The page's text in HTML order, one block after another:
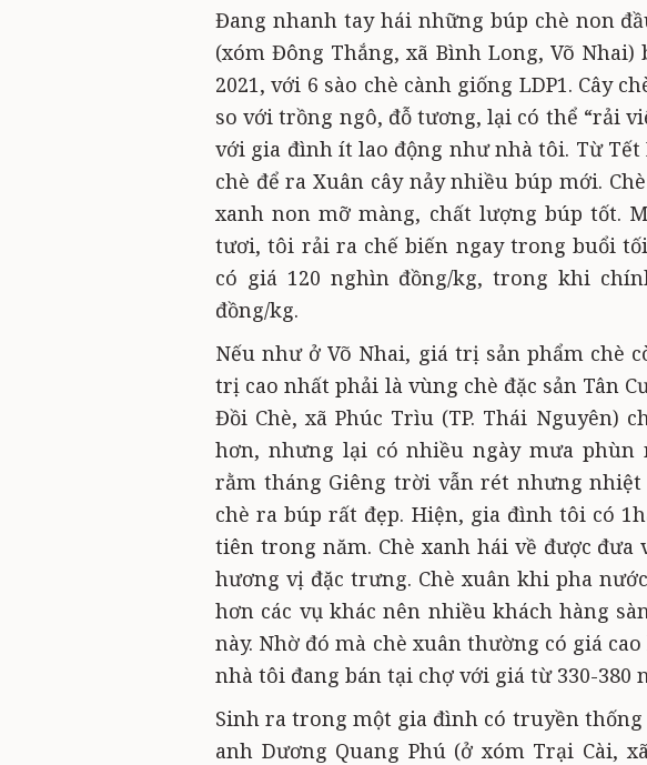
Đang nhanh tay hái những búp chè non
(xóm Đông Thắng, xã Bình Long, Võ
2021, với 6 sào chè cành giống LDP1. Cây
so với trồng ngô, đỗ tương, lại có thể “rải
với gia đình ít lao động như nhà tôi. Từ
chè để ra Xuân cây nảy nhiều búp mới.
xanh non mỡ màng, chất lượng búp tốt.
tươi, tôi rải ra chế biến ngay trong buổi
có giá 120 nghìn đồng/kg, trong khi
đồng/kg.
Nếu như ở Võ Nhai, giá trị sản phẩm chè
trị cao nhất phải là vùng chè đặc sản Tân
Đồi Chè, xã Phúc Trìu (TP. Thái Nguyên)
hơn, nhưng lại có nhiều ngày mưa phùn
rằm tháng Giêng trời vẫn rét nhưng nhiệt
chè ra búp rất đẹp. Hiện, gia đình tôi có
tiên trong năm. Chè xanh hái về được đưa
hương vị đặc trưng. Chè xuân khi pha
hơn các vụ khác nên nhiều khách hàng
này. Nhờ đó mà chè xuân thường có giá
nhà tôi đang bán tại chợ với giá từ 330-380
Sinh ra trong một gia đình có truyền thống
anh Dương Quang Phú (ở xóm Trại Cài,